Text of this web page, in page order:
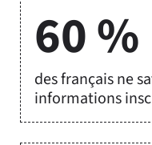
60 %
des français ne
informations